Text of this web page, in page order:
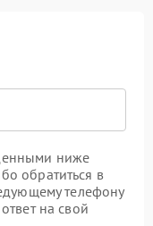
ниже
обратиться в
телефону
на свой